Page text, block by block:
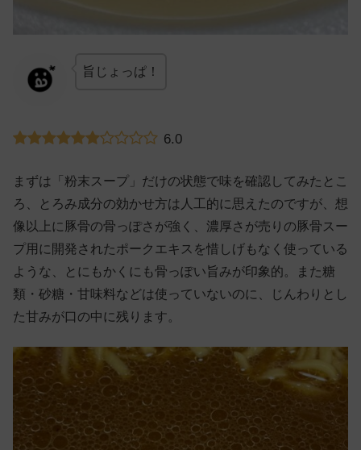
旨じょっぱ！
6.0
まずは「粉末スープ」だけの状態で味を確認してみたとこ
ろ、とろみ成分の効かせ方は人工的に思えたのですが、想
像以上に豚骨の骨っぽさが強く、濃厚さが売りの豚骨スー
プ用に開発されたポークエキスを惜しげもなく使っている
ような、とにもかくにも骨っぽい旨みが印象的。また糖
類・砂糖・甘味料などは使っていないのに、じんわりとし
た甘みが口の中に残ります。